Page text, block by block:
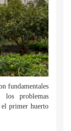
fundamentales
problemas
el primer huerto